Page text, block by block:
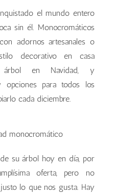
el mundo entero
sin él. Monocromáticos
adornos artesanales o
decorativo en casa
árbol en Navidad, y
opciones para todos los
cada diciembre.
su árbol hoy en día, por
oferta, pero no
lo que nos gusta. Hay